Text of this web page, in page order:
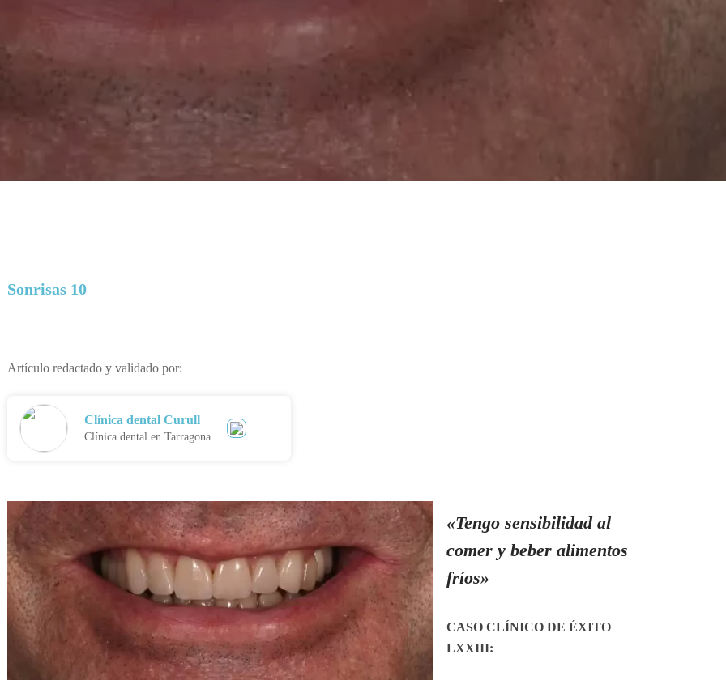
Sonrisas 10
Artículo redactado y validado por:
Clínica dental Curull
Clínica dental en Tarragona
«Tengo sensibilidad al
comer y beber alimentos
fríos»
CASO CLÍNICO DE ÉXITO
LXXIII: